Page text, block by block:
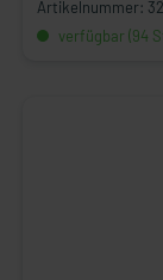
Artikelnummer:
verfügbar (94